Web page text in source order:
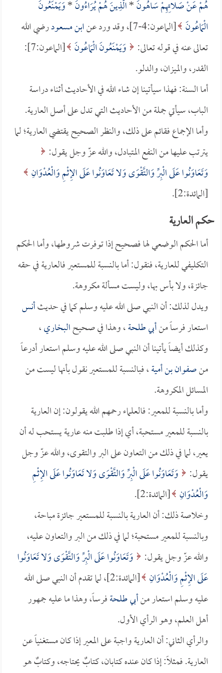
هُمْ عَنْ صَلاتِهِمْ سَاهُونَ*الَّذِينَ هُمْ يُرَاءُونَ*وَيَمْنَعُونَ
الْمَاعُونَ [الماعون:4-7]، وقد ورد عن ابن مسعودرضي الله
تعالى عنه في قوله تعالى:
وَيَمْنَعُونَ الْمَاعُونَ
[الماعون:7]:
القدر، والميزان، والدلو.
أما السنة: فهذا سيأتينا إن شاء الله في الأحاديث أثناء دراسة
الباب، سيأتي جملة من الأحاديث التي تدل على أصل العارية.
وأما الإجماع فقائم على ذلك، والنظر الصحيح يقتضي العارية؛ لما
يترتب عليها من النفع المتبادل، والله عزّ وجل يقول:
وَتَعَاوَنُوا عَلَى الْبِرِّ وَالتَّقْوَى وَلا تَعَاوَنُوا عَلَى الإِثْمِ وَالْعُدْوَانِ
[المائدة:2].
حكم العارية
أما الحكم الوضعي لها فصحيح إذا توفرت شروطها، وأما الحكم
التكليفي للعارية، فنقول: أما بالنسبة للمستعير فالعارية في حقه
جائزة، ولا بأس بها، وليست مسألة مكروهة.
ويدل لذلك: أن النبي صلى الله عليه وسلم كما في حديثأنس
استعار فرساً منأبي طلحة، وهذا في صحيحالبخاري،
وكذلك أيضاً يأتينا أن النبي صلى الله عليه وسلم استعار أدرعاً
منصفوان بن أمية، فبالنسبة للمستعير نقول بأنها ليست من
المسائل المكروهة.
وأما بالنسبة للمعير: فالعلماء رحمهم الله يقولون: إن العارية
بالنسبة للمعير مستحبة، أي إذا طلبت منه عارية يستحب له أن
يعير، لما في ذلك من التعاون على البر والتقوى، والله عزّ وجل
يقول:
وَتَعَاوَنُوا عَلَى الْبِرِّ وَالتَّقْوَى وَلا تَعَاوَنُوا عَلَى الإِثْمِ
وَالْعُدْوَانِ [المائدة:2].
وخلاصة ذلك: أن العارية بالنسبة للمستعير جائزة مباحة،
وبالنسبة للمعير مستحبة؛ لما في ذلك من البر والتعاون عليه،
والله عزّ وجل يقول:
وَتَعَاوَنُوا عَلَى الْبِرِّ وَالتَّقْوَى وَلا تَعَاوَنُوا
عَلَى الإِثْمِ وَالْعُدْوَانِ
[المائدة:2]، لما تقدم أن النبي صلى الله
عليه وسلم استعار منأبي طلحةفرساً، وهذا ما عليه جمهور
أهل العلم، وهو الرأي الأول.
والرأي الثاني: أن العارية واجبة على المعير إذا كان مستغنياً عن
العارية. فمثلاً: إذا كان عنده كتابان، كتابٌ يحتاجه، وكتابٌ هو